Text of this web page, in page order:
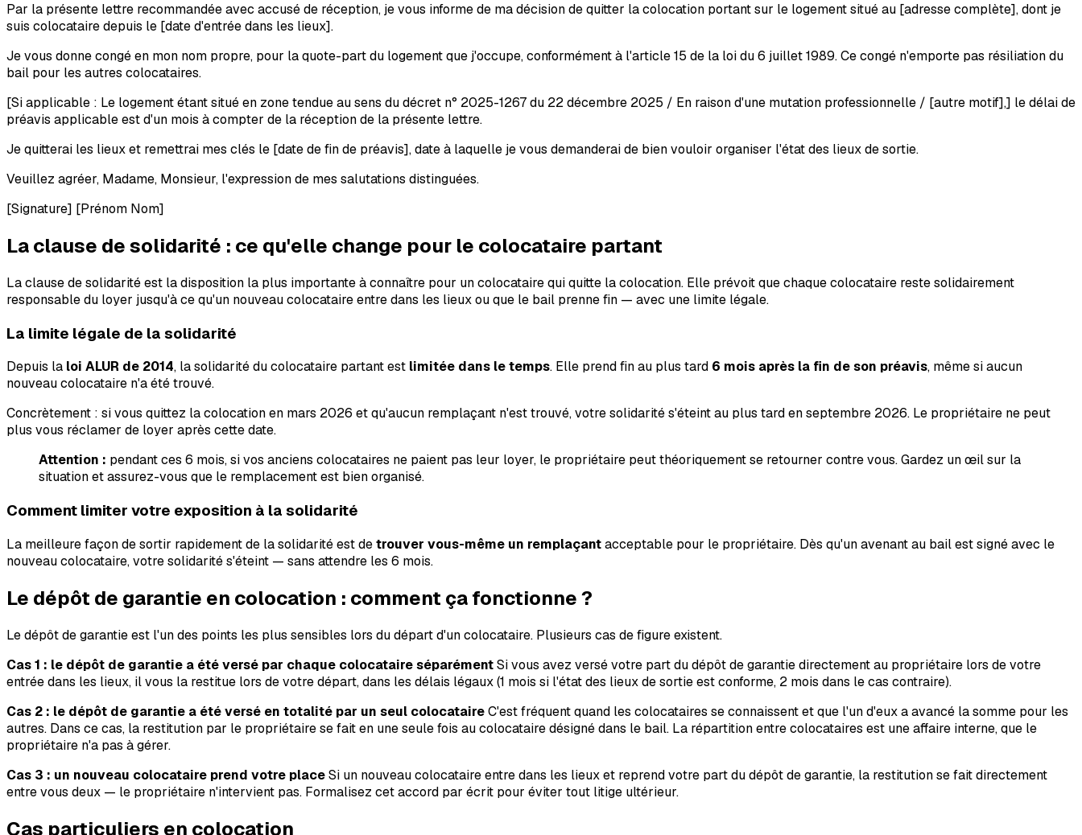
Par la présente lettre recommandée avec accusé de réception, je vous informe de ma décision de quitter la colocation portant sur le logement situé au [adresse complète], dont je
suis colocataire depuis le [date d'entrée dans les lieux].
Je vous donne congé en mon nom propre, pour la quote-part du logement que j'occupe, conformément à l'article 15 de la loi du 6 juillet 1989. Ce congé n'emporte pas résiliation du
bail pour les autres colocataires.
[Si applicable : Le logement étant situé en zone tendue au sens du décret n° 2025-1267 du 22 décembre 2025 / En raison d'une mutation professionnelle / [autre motif],] le délai de
préavis applicable est d'un mois à compter de la réception de la présente lettre.
Je quitterai les lieux et remettrai mes clés le [date de fin de préavis], date à laquelle je vous demanderai de bien vouloir organiser l'état des lieux de sortie.
Veuillez agréer, Madame, Monsieur, l'expression de mes salutations distinguées.
[Signature] [Prénom Nom]
La clause de solidarité : ce qu'elle change pour le colocataire partant
La clause de solidarité est la disposition la plus importante à connaître pour un colocataire qui quitte la colocation. Elle prévoit que chaque colocataire reste solidairement
responsable du loyer jusqu'à ce qu'un nouveau colocataire entre dans les lieux ou que le bail prenne fin — avec une limite légale.
La limite légale de la solidarité
Depuis la loi ALUR de 2014, la solidarité du colocataire partant est limitée dans le temps. Elle prend fin au plus tard 6 mois après la fin de son préavis, même si aucun
nouveau colocataire n'a été trouvé.
Concrètement : si vous quittez la colocation en mars 2026 et qu'aucun remplaçant n'est trouvé, votre solidarité s'éteint au plus tard en septembre 2026. Le propriétaire ne peut
plus vous réclamer de loyer après cette date.
Attention : pendant ces 6 mois, si vos anciens colocataires ne paient pas leur loyer, le propriétaire peut théoriquement se retourner contre vous. Gardez un œil sur la
situation et assurez-vous que le remplacement est bien organisé.
Comment limiter votre exposition à la solidarité
La meilleure façon de sortir rapidement de la solidarité est detrouver vous-même un remplaçantacceptable pour le propriétaire. Dès qu'un avenant au bail est signé avec le
nouveau colocataire, votre solidarité s'éteint — sans attendre les 6 mois.
Le dépôt de garantie en colocation : comment ça fonctionne ?
Le dépôt de garantie est l'un des points les plus sensibles lors du départ d'un colocataire. Plusieurs cas de figure existent.
Cas 1 : le dépôt de garantie a été versé par chaque colocataire séparémentSi vous avez versé votre part du dépôt de garantie directement au propriétaire lors de votre
entrée dans les lieux, il vous la restitue lors de votre départ, dans les délais légaux (1 mois si l'état des lieux de sortie est conforme, 2 mois dans le cas contraire).
Cas 2 : le dépôt de garantie a été versé en totalité par un seul colocataireC'est fréquent quand les colocataires se connaissent et que l'un d'eux a avancé la somme pour les
autres. Dans ce cas, la restitution par le propriétaire se fait en une seule fois au colocataire désigné dans le bail. La répartition entre colocataires est une affaire interne, que le
propriétaire n'a pas à gérer.
Cas 3 : un nouveau colocataire prend votre placeSi un nouveau colocataire entre dans les lieux et reprend votre part du dépôt de garantie, la restitution se fait directement
entre vous deux — le propriétaire n'intervient pas. Formalisez cet accord par écrit pour éviter tout litige ultérieur.
Cas particuliers en colocation